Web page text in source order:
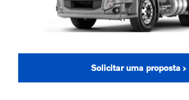
Solicitar uma proposta